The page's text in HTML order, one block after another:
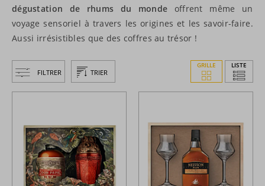
dégustation de rhums du monde offrent même un
voyage sensoriel à travers les origines et les savoir-faire.
Aussi irrésistibles que des coffres au trésor !
FILTRER TRIER
GRILLE LISTE